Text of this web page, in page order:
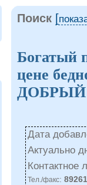
Поиск [
Богатый
цене
ДОБРЫЙ
Дата
Актуально
Контактное
Тел./факс: